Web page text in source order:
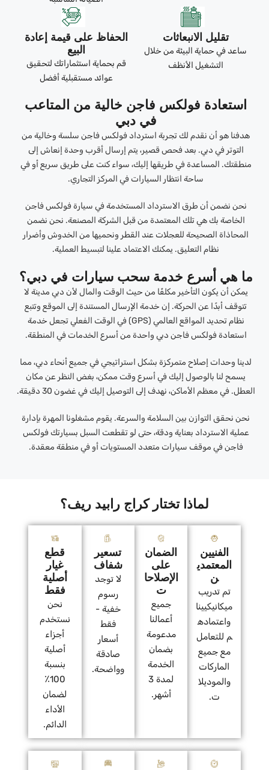
تقليل الانبعاثات
ساعد في حماية البيئة من خلال
التشغيل الأنظف
الحفاظ على قيمة إعادة
البيع
قم بحماية استثماراتك لتحقيق
عوائد مستقبلية أفضل
استعادة فولكس فاجن خالية من المتاعب
في دبي
هدفنا هو أن نقدم لك تجربة استرداد فولكس فاجن سلسة وخالية من
التوتر في دبي. بعد فحص قصير، يتم إرسال أقرب وحدة إنعاش إلى
منطقتك. المساعدة في طريقها إليك، سواء كنت على طريق سريع أو في
ساحة انتظار السيارات في المركز التجاري.
نحن نضمن أن طرق الاسترداد المستخدمة في سيارة فولكس فاجن
الخاصة بك هي تلك المعتمدة من قبل الشركة المصنعة. نحن نضمن
المحاذاة الصحيحة للعجلات عند القطر ونحميها من الخدوش وأضرار
نظام التعليق. يمكنك الاعتماد علينا لتبسيط العملية.
ما هي أسرع خدمة سحب سيارات في دبي؟
يمكن أن يكون التأخير مكلفًا من حيث الوقت والمال لأن دبي مدينة لا
تتوقف أبدًا عن الحركة. إن خدمة الإرسال المستندة إلى الموقع وتتبع
نظام تحديد المواقع العالمي (GPS) في الوقت الفعلي تجعل خدمة
استعادة فولكس فاجن دبي واحدة من أسرع الخدمات في المنطقة.
لدينا وحدات إصلاح متمركزة بشكل استراتيجي في جميع أنحاء دبي، مما
يسمح لنا بالوصول إليك في أسرع وقت ممكن، بغض النظر عن مكان
العطل. في معظم الأماكن، نهدف إلى التوصيل إليك في غضون 30 دقيقة.
نحن نحقق التوازن بين السلامة والسرعة. يقوم مشغلونا المهرة بإدارة
عملية الاسترداد بعناية ودقة، حتى لو تقطعت السبل بسيارتك فولكس
فاجن في موقف سيارات متعدد المستويات أو في منطقة معقدة.
لماذا تختار كراج رابيد ريف؟
الفنيين
المعتمدي
ن
تم تدريب
ميكانيكيينا
واعتماده
م للتعامل
مع جميع
الماركات
والموديلا
ت.
الضمان
على
الإصلاحا
ت
جميع
أعمالنا
مدعومة
بضمان
الخدمة
لمدة 3
أشهر.
تسعير
شفاف
لا توجد
رسوم
خفية -
فقط
أسعار
صادقة
وواضحة.
قطع
غيار
أصلية
فقط
نحن
نستخدم
أجزاء
أصلية
بنسبة
100٪
لضمان
الأداء
الدائم.